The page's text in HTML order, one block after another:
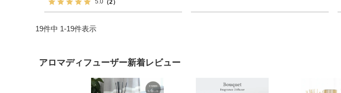
（2）
19件中 1-19件表示
アロマディフューザー新着レビュー